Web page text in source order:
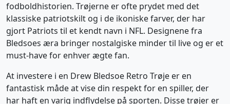
fodboldhistorien. Trøjerne er ofte prydet med det
klassiske patriotskilt og i de ikoniske farver, der har
gjort Patriots til et kendt navn i NFL. Designene fra
Bledsoes æra bringer nostalgiske minder til live og er et
must-have for enhver ægte fan.
At investere i en Drew Bledsoe Retro Trøje er en
fantastisk måde at vise din respekt for en spiller, der
har haft en varig indflydelse på sporten. Disse trøjer er